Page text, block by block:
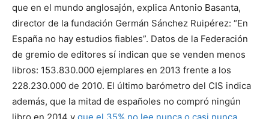
que en el mundo anglosajón, explica Antonio Basanta,
director de la fundación Germán Sánchez Ruipérez: “En
España no hay estudios fiables”. Datos de la Federación
de gremio de editores sí indican que se venden menos
libros: 153.830.000 ejemplares en 2013 frente a los
228.230.000 de 2010. El último barómetro del CIS indica
además, que la mitad de españoles no compró ningún